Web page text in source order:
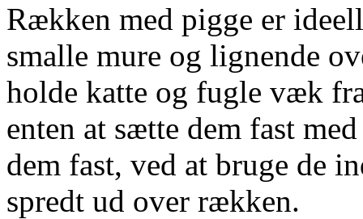
Rækken med pigge er
smalle mure og lignende
holde katte og fugle væk
enten at sætte dem fast
dem fast, ved at bruge de
spredt ud over rækken.